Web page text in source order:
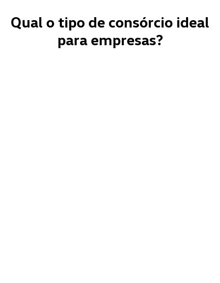
Qual o tipo de consórcio ideal
para empresas?